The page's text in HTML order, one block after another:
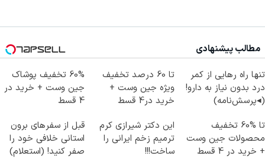
مطالب پیشنهادی
تنها راه رهایی از کمر
درد بدون نیاز به دارو!
(◂پرسش‌نامه)
تا 60 درصد تخفیف
ویژه جین وست +
خرید در4 قسط
60% تخفیف پوشاک
جین وست + خرید در
4 قسط
تا %60 تخفیف
محصولات جین وست
+ خرید در 4 قسط
این دکتر شیرازی کرم
ترمیم زخم ایرانی را
ساخت!!!
قبل از سفرهای برون
استانی خلافی خود را
صفر کنید! (استعلام)